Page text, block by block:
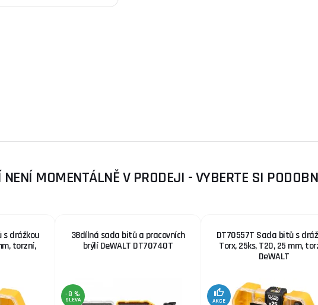
MOMENTÁLNĚ V PRODEJI - VYBERTE SI
s drážkou
torzní,
38dílná sada bitů a pracovních
brýlí DeWALT DT70740T
-8 %
SLEVA
DT70557T Sada bitů s
Torx, 25ks, T20, 25 mm,
DeWALT
AKCE